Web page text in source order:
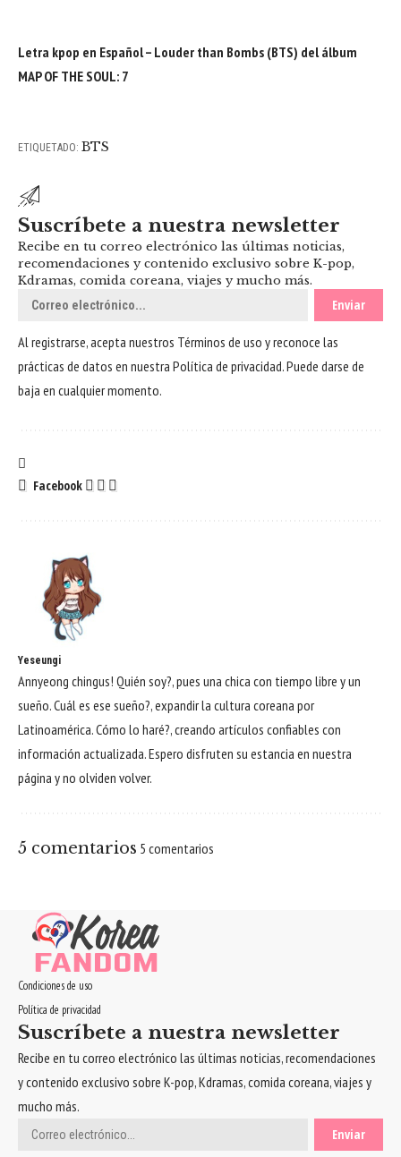
Letra kpop en Español – Louder than Bombs (BTS) del álbum
MAP OF THE SOUL: 7
ETIQUETADO: BTS
Suscríbete a nuestra newsletter
Recibe en tu correo electrónico las últimas noticias,
recomendaciones y contenido exclusivo sobre K-pop,
Kdramas, comida coreana, viajes y mucho más.
Al registrarse, acepta nuestros Términos de uso y reconoce las
prácticas de datos en nuestra Política de privacidad. Puede darse de
baja en cualquier momento.
Facebook
Yeseungi
Annyeong chingus! Quién soy?, pues una chica con tiempo libre y un
sueño. Cuál es ese sueño?, expandir la cultura coreana por
Latinoamérica. Cómo lo haré?, creando artículos confiables con
información actualizada. Espero disfruten su estancia en nuestra
página y no olviden volver.
5 comentarios 5 comentarios
Condiciones de uso
Política de privacidad
Suscríbete a nuestra newsletter
Recibe en tu correo electrónico las últimas noticias, recomendaciones
y contenido exclusivo sobre K-pop, Kdramas, comida coreana, viajes y
mucho más.